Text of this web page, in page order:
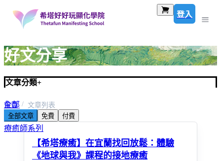
登入
好文分享
文章分類+
全部
希塔療癒系列
療癒師系列
首頁
文章列表
全部文章
免費 付費
【希塔療癒】在宜蘭找回放鬆：體驗
《地球與我》課程的接地療癒